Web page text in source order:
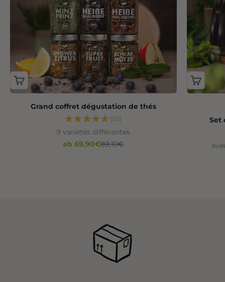
Grand coffret dégustation de thés
(50)
9 variétés différentes
Angebot
ab 69,90€Regulärer Preis
89,10€
Set